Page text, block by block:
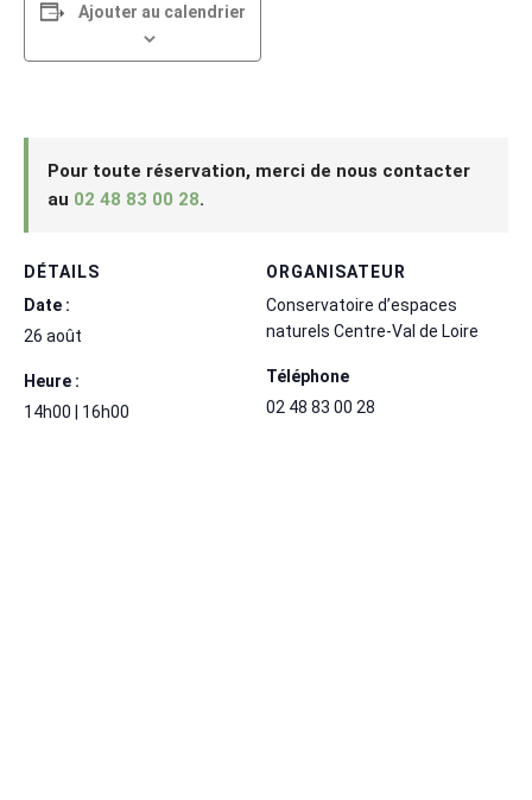
Ajouter au calendrier
Pour toute réservation, merci de nous contacter
au 02 48 83 00 28.
DÉTAILS
Date :
26 août
Heure :
14h00 | 16h00
ORGANISATEUR
Conservatoire d’espaces
naturels Centre-Val de Loire
Téléphone
02 48 83 00 28